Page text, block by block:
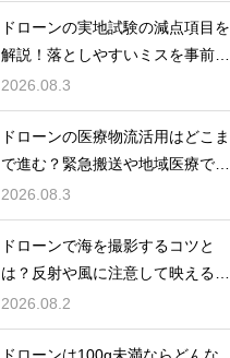
ドローンの実地試験の減点項目を
解説！落としやすいミスを事前に
確認できる
2026.08.3
ドローンの医療物流活用はどこま
で進む？緊急搬送や地域医療で期
待される役割を解説
2026.08.3
ドローンで海を撮影するコツと
は？反射や風に注意して映える映
像に仕上げる方法を紹介
2026.08.2